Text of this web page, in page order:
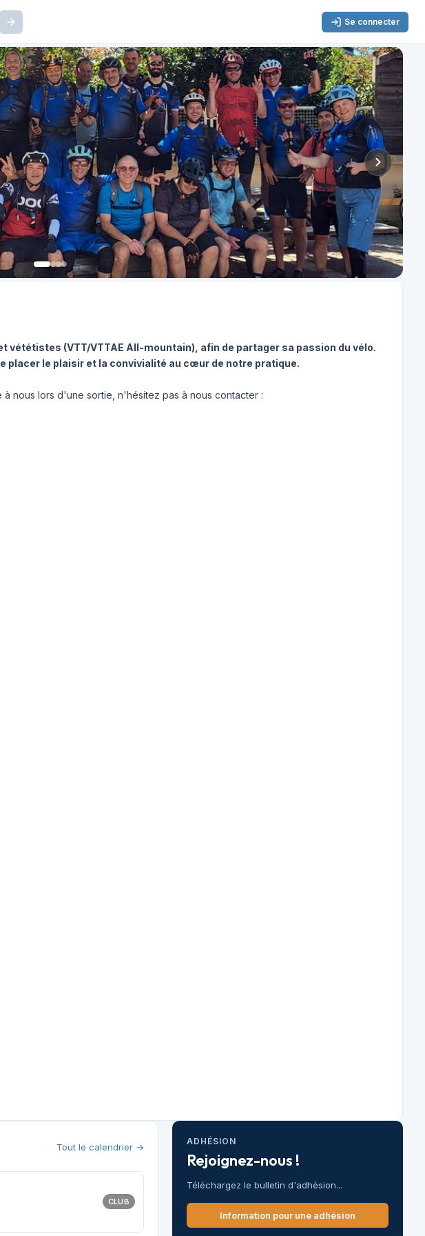
Se connecter
(VTT/VTTAE All-mountain), afin de partager sa passion du vélo.
placer le plaisir et la convivialité au cœur de notre pratique.
nous lors d'une sortie, n'hésitez pas à nous contacter :
Tout le calendrier →
CLUB
ADHÉSION
Rejoignez-nous !
Téléchargez le bulletin d'adhésion...
Information pour une adhésion